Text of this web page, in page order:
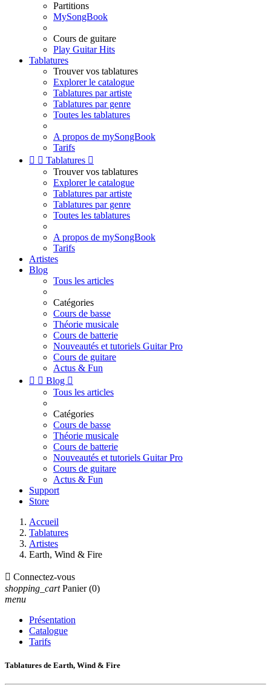
Partitions
MySongBook
Cours de guitare
Play Guitar Hits
Tablatures
Trouver vos tablatures
Explorer le catalogue
Tablatures par artiste
Tablatures par genre
Toutes les tablatures
A propos de mySongBook
Tarifs
  Tablatures 
Trouver vos tablatures
Explorer le catalogue
Tablatures par artiste
Tablatures par genre
Toutes les tablatures
A propos de mySongBook
Tarifs
Artistes
Blog
Tous les articles
Catégories
Cours de basse
Théorie musicale
Cours de batterie
Nouveautés et tutoriels Guitar Pro
Cours de guitare
Actus & Fun
  Blog 
Tous les articles
Catégories
Cours de basse
Théorie musicale
Cours de batterie
Nouveautés et tutoriels Guitar Pro
Cours de guitare
Actus & Fun
Support
Store
Accueil
Tablatures
Artistes
Earth, Wind & Fire
 Connectez-vous
shopping_cart Panier (0)
menu
Présentation
Catalogue
Tarifs
Tablatures de Earth, Wind & Fire